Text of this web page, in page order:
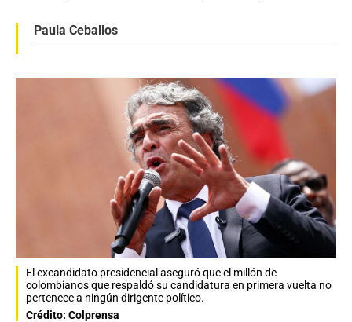
Paula Ceballos
El excandidato presidencial aseguró que el millón de
colombianos que respaldó su candidatura en primera vuelta no
pertenece a ningún dirigente político.
Crédito: Colprensa